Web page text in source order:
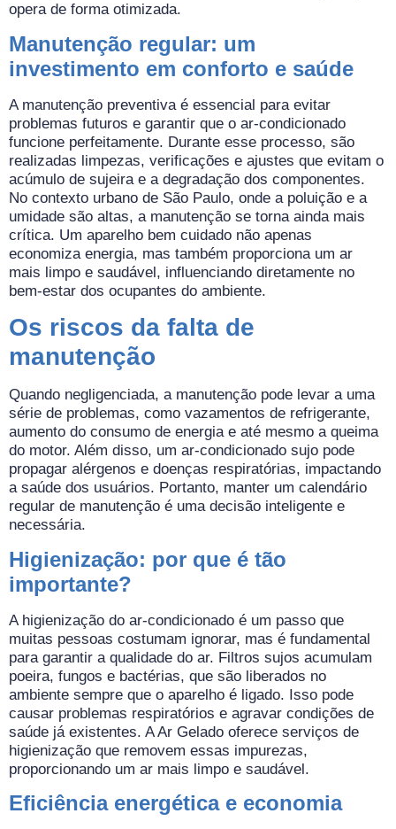
opera de forma otimizada.
Manutenção regular: um
investimento em conforto e saúde
A manutenção preventiva é essencial para evitar
problemas futuros e garantir que o ar-condicionado
funcione perfeitamente. Durante esse processo, são
realizadas limpezas, verificações e ajustes que evitam o
acúmulo de sujeira e a degradação dos componentes.
No contexto urbano de São Paulo, onde a poluição e a
umidade são altas, a manutenção se torna ainda mais
crítica. Um aparelho bem cuidado não apenas
economiza energia, mas também proporciona um ar
mais limpo e saudável, influenciando diretamente no
bem-estar dos ocupantes do ambiente.
Os riscos da falta de
manutenção
Quando negligenciada, a manutenção pode levar a uma
série de problemas, como vazamentos de refrigerante,
aumento do consumo de energia e até mesmo a queima
do motor. Além disso, um ar-condicionado sujo pode
propagar alérgenos e doenças respiratórias, impactando
a saúde dos usuários. Portanto, manter um calendário
regular de manutenção é uma decisão inteligente e
necessária.
Higienização: por que é tão
importante?
A higienização do ar-condicionado é um passo que
muitas pessoas costumam ignorar, mas é fundamental
para garantir a qualidade do ar. Filtros sujos acumulam
poeira, fungos e bactérias, que são liberados no
ambiente sempre que o aparelho é ligado. Isso pode
causar problemas respiratórios e agravar condições de
saúde já existentes. A Ar Gelado oferece serviços de
higienização que removem essas impurezas,
proporcionando um ar mais limpo e saudável.
Eficiência energética e economia